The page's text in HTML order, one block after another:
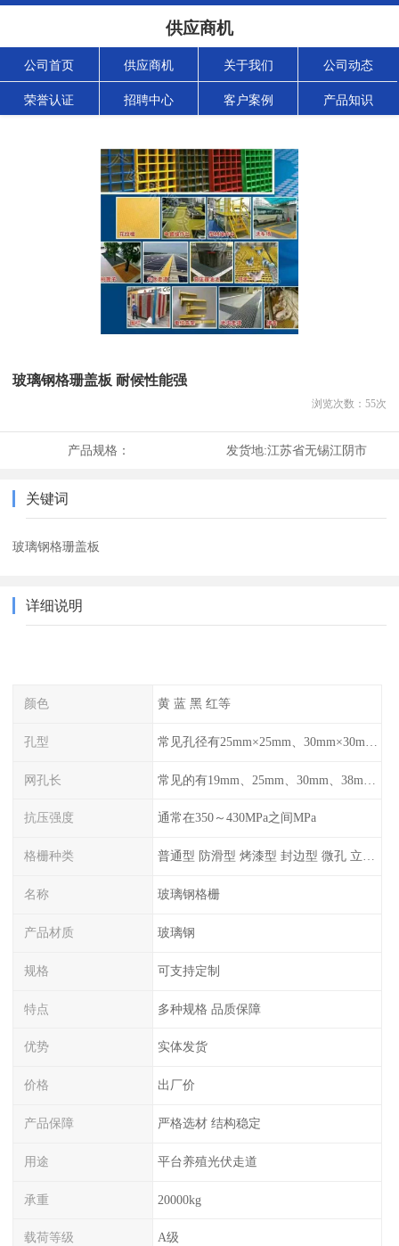
供应商机
公司首页 供应商机 关于我们 公司动态
荣誉认证 招聘中心 客户案例 产品知识
玻璃钢格珊盖板 耐候性能强
浏览次数： 55次
产品规格： 发货地:江苏省无锡江阴市
关键词
玻璃钢格珊盖板
详细说明
颜色 黄 蓝 黑 红等
孔型
网孔长
抗压强度 通常在350～430MPa之间MPa
格栅种类 普通型 防滑型 ‌烤漆型 封边型 ‌微孔 立体 加砂覆面型 平面型
名称 玻璃钢格栅
产品材质 玻璃钢
规格 可支持定制
特点 多种规格 品质保障
优势 实体发货
价格 出厂价
产品保障 严格选材 结构稳定
用途 平台养殖光伏走道
承重 20000kg
载荷等级 A级